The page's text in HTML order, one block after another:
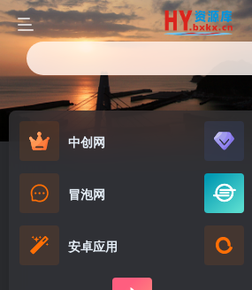
中创网
冒泡网
安卓应用